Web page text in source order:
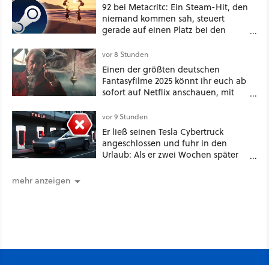
92 bei Metacritc: Ein Steam-Hit, den
niemand kommen sah, steuert
gerade auf einen Platz bei den
vor 8 Stunden
Einen der größten deutschen
Fantasyfilme 2025 könnt ihr euch ab
sofort auf Netflix anschauen, mit
vor 9 Stunden
Er ließ seinen Tesla Cybertruck
angeschlossen und fuhr in den
Urlaub: Als er zwei Wochen später
mehr anzeigen